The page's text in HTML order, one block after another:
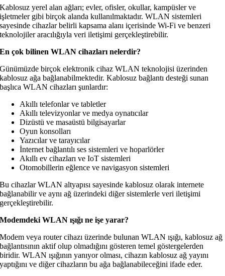
Kablosuz yerel alan ağları; evler, ofisler, okullar, kampüsler ve
işletmeler gibi birçok alanda kullanılmaktadır. WLAN sistemleri
sayesinde cihazlar belirli kapsama alanı içerisinde Wi-Fi ve benzeri
teknolojiler aracılığıyla veri iletişimi gerçekleştirebilir.
En çok bilinen WLAN cihazları nelerdir?
Günümüzde birçok elektronik cihaz WLAN teknolojisi üzerinden
kablosuz ağa bağlanabilmektedir. Kablosuz bağlantı desteği sunan
başlıca WLAN cihazları şunlardır:
Akıllı telefonlar ve tabletler
Akıllı televizyonlar ve medya oynatıcılar
Dizüstü ve masaüstü bilgisayarlar
Oyun konsolları
Yazıcılar ve tarayıcılar
İnternet bağlantılı ses sistemleri ve hoparlörler
Akıllı ev cihazları ve IoT sistemleri
Otomobillerin eğlence ve navigasyon sistemleri
Bu cihazlar WLAN altyapısı sayesinde kablosuz olarak internete
bağlanabilir ve aynı ağ üzerindeki diğer sistemlerle veri iletişimi
gerçekleştirebilir.
Modemdeki WLAN ışığı ne işe yarar?
Modem veya router cihazı üzerinde bulunan WLAN ışığı, kablosuz ağ
bağlantısının aktif olup olmadığını gösteren temel göstergelerden
biridir. WLAN ışığının yanıyor olması, cihazın kablosuz ağ yayını
yaptığını ve diğer cihazların bu ağa bağlanabileceğini ifade eder.